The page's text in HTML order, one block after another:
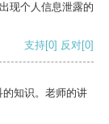
现个人信息泄露的
支持[0] 反对[0]
知识。老师的讲